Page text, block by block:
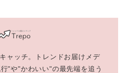
ャッチ。トレンドお届けメデ
"や"かわいい"の最先端を追う